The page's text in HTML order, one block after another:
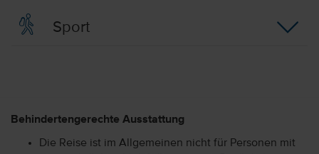
Sport
Behindertengerechte Ausstattung
Die Reise ist im Allgemeinen nicht für Personen mit